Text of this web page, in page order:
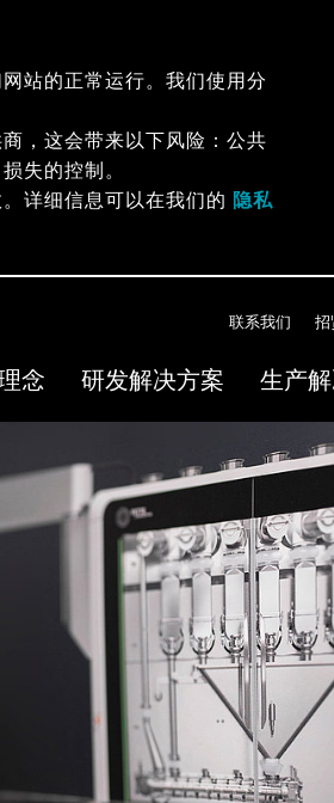
念 研发解决方案 生产
联系我们 招
站的正常运行。我们使用分
，这会带来以下风险：公共
失的控制。
详细信息可以在我们的 隐私